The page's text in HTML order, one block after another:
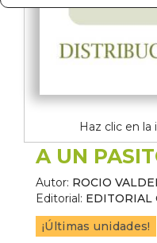
Haz clic en la
A UN
Autor: ROCIO
Editorial: EDITORIAL
¡Últimas unidades!